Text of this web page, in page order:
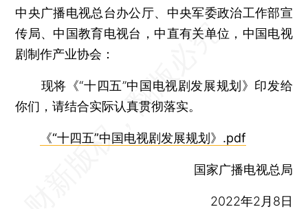
中央广播电视总台办公厅、中央军委政治工作部宣
传局、中国教育电视台，中直有关单位，中国电视
剧制作产业协会：
现将《“十四五”中国电视剧发展规划》印发给
你们，请结合实际认真贯彻落实。
《“十四五”中国电视剧发展规划》.pdf
国家广播电视总局
2022年2月8日